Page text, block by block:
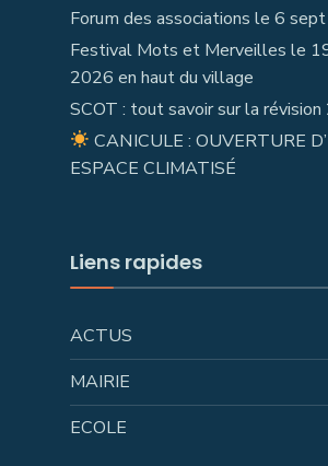
Forum des associations le 6
Festival Mots et Merveilles le
2026 en haut du village
SCOT : tout savoir sur la
CANICULE : OUVERTURE
ESPACE CLIMATISÉ
Liens rapides
ACTUS
MAIRIE
ECOLE